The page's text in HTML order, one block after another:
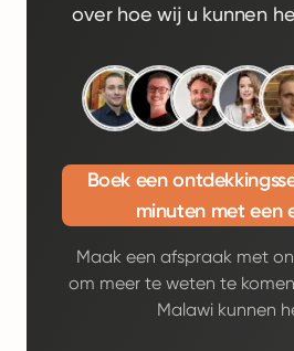
over hoe wij u kunnen
Boek een
minuten met een
Maak een afspraak met
om meer te weten te
Malawi kunnen